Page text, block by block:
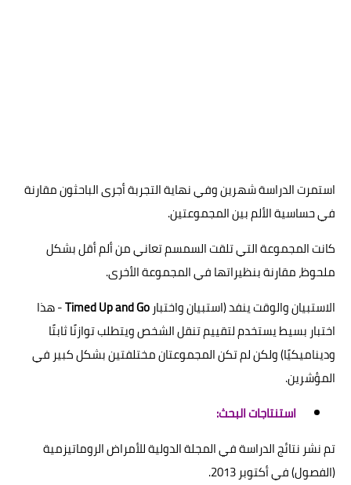
استمرت الدراسة شهرين وفي نهاية التجربة أجرى الباحثون مقارنة
في حساسية الألم بين المجموعتين.
كانت المجموعة التي تلقت السمسم تعاني من ألم أقل بشكل
ملحوظ، مقارنة بنظيراتها في المجموعة الأخرى.
الاستبيان والوقت ينفد (استبيان واختبارTimed Up and Go- هذا
اختبار بسيط يستخدم لتقييم تنقل الشخص ويتطلب توازنًا ثابتًا
وديناميكيًا) ولكن لم تكن المجموعتان مختلفتين بشكل كبير في
المؤشرين.
استنتاجات البحث:
تم نشر نتائج الدراسة في المجلة الدولية للأمراض الروماتيزمية
(الفصول) في أكتوبر 2013.